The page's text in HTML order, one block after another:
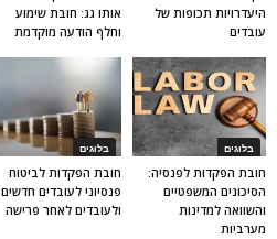
אותו גג: חובת שימוע
וחלף הודעה מוקדמת
היעדרויות תכופות של
עובדים
בלוגים
חובת הפקדות לביטוח
פנסיוני לעובדים חדשים
ולעובדים לאחר פרישה
בלוגים
חובת הפקדות לפנסיה:
הסיכונים המשפטיים
והשוואה למדינות
מערביות